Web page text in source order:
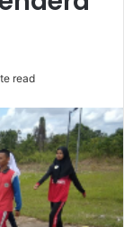
read